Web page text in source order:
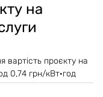
на
вартість проєкту на
0,74 грн/кВт·год